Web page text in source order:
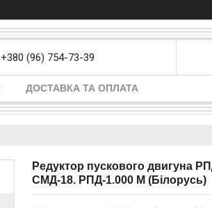
+380 (96) 754-73-39
ДОСТАВКА ТА ОПЛАТА
Редуктор пускового двигуна
СМД-18. РПД-1.000 М (Білорусь)